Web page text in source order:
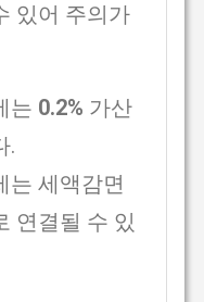
있어 주의가
는 0.2% 가산
.
는 세액감면
연결될 수 있